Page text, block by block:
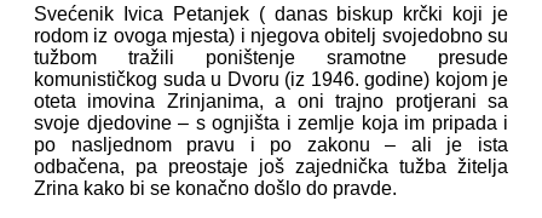
Svećenik Ivica Petanjek ( danas biskup krčki koji je
rodom iz ovoga mjesta) i njegova obitelj svojedobno su
tužbom tražili poništenje sramotne presude
komunističkog suda u Dvoru (iz 1946. godine) kojom je
oteta imovina Zrinjanima, a oni trajno protjerani sa
svoje djedovine – s ognjišta i zemlje koja im pripada i
po nasljednom pravu i po zakonu – ali je ista
odbačena, pa preostaje još zajednička tužba žitelja
Zrina kako bi se konačno došlo do pravde.